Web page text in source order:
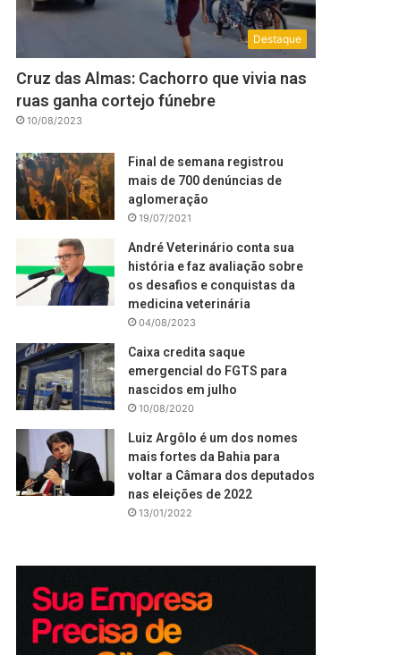
Destaque
Cruz das Almas: Cachorro que vivia nas
ruas ganha cortejo fúnebre
10/08/2023
Final de semana registrou
mais de 700 denúncias de
aglomeração
19/07/2021
André Veterinário conta sua
história e faz avaliação sobre
os desafios e conquistas da
medicina veterinária
04/08/2023
Caixa credita saque
emergencial do FGTS para
nascidos em julho
10/08/2020
Luiz Argôlo é um dos nomes
mais fortes da Bahia para
voltar a Câmara dos deputados
nas eleições de 2022
13/01/2022